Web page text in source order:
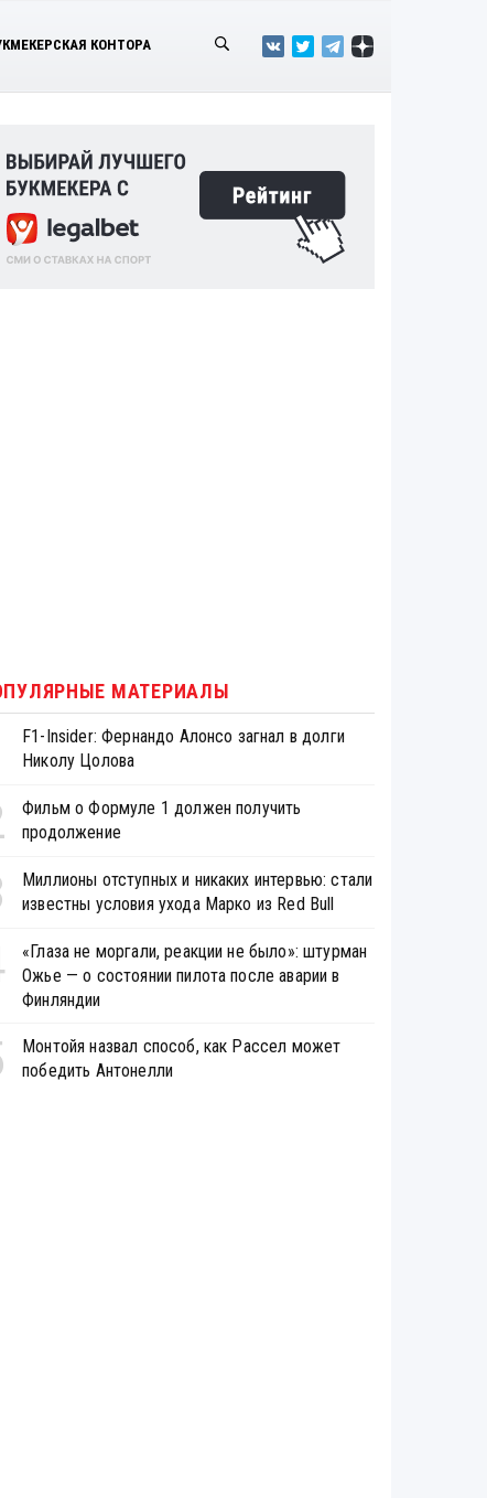
КОНТОРА
МАТЕРИАЛЫ
F1-Insider: Фернандо Алонсо загнал в долги
Николу Цолова
Фильм о Формуле 1 должен получить
продолжение
Миллионы отступных и никаких интервью: стали
известны условия ухода Марко из Red Bull
«Глаза не моргали, реакции не было»: штурман
Ожье — о состоянии пилота после аварии в
Финляндии
Монтойя назвал способ, как Рассел может
победить Антонелли